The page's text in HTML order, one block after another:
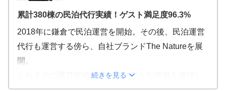
累計380棟の民泊代行実績！ゲスト満足度96.3%
2018年に鎌倉で民泊運営を開始。その後、民泊運営
代行も運営する傍ら、自社ブランドThe Natureを展
開。
これまでの運営実績に基づきリアルな情報を発信し
続きを見る